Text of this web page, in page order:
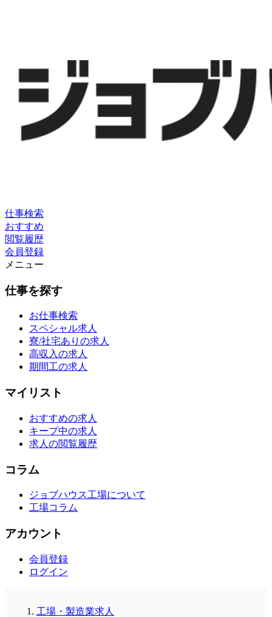
仕事検索
おすすめ
閲覧履歴
会員登録
メニュー
仕事を探す
お仕事検索
スペシャル求人
寮/社宅ありの求人
高収入の求人
期間工の求人
マイリスト
おすすめの求人
キープ中の求人
求人の閲覧履歴
コラム
ジョブハウス工場について
工場コラム
アカウント
会員登録
ログイン
工場・製造業求人